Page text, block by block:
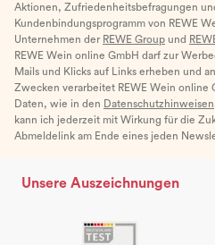
Aktionen, Zufriedenheitsbefragungen
Kundenbindungsprogramm von REWE
Unternehmen der REWE Group und
REWE Wein online GmbH darf zur
Mails und Klicks auf Links erheben und
Zwecken verarbeitet REWE Wein online
Daten, wie in den Datenschutzhinweisen
kann ich jederzeit mit Wirkung für die
Abmeldelink am Ende eines jeden
Unsere Auszeichnungen